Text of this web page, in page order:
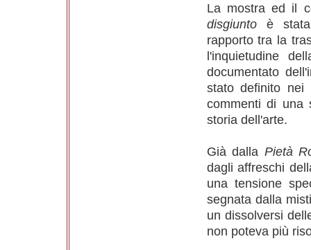
La mostra ed il
disgiuntoè stata
rapporto tra la
l'inquietudine
documentato
stato definito nei
commenti di una
storia dell'arte.
Già dalla Pietà
dagli affreschi
una tensione
segnata dalla
un dissolversi
non poteva più